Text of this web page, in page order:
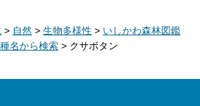
> 自然 > 生物多様性 > いしかわ森林図鑑
種名から検索 > クサボタン